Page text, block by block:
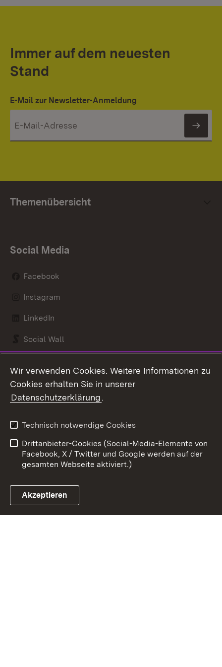
Immer auf dem neuesten
Stand
E-Mail zur Newsletter-Anmeldung
Themenübersicht
Social Media
Facebook
Instagram
LinkedIn
Social Wall
Link zum Landesportal
Kontakt
Barrierefreiheit
Impressum
Cookies
Wir verwenden Cookies. Weitere Informationen zu
Cookies erhalten Sie in unserer
Datenschutzerklärung.
Technisch notwendige Cookies
Drittanbieter-Cookies (Social-Media-Elemente von
Facebook, X / Twitter und Google werden auf der
gesamten Webseite aktiviert.)
Akzeptieren